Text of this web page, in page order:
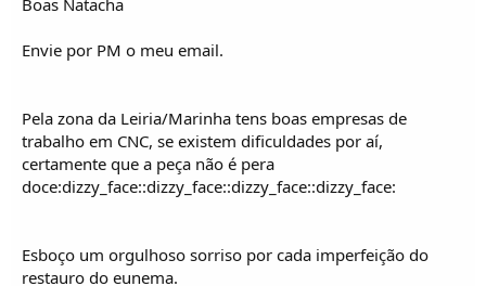
Boas Natacha
Envie por PM o meu email.
Pela zona da Leiria/Marinha tens boas empresas de
trabalho em CNC, se existem dificuldades por aí,
certamente que a peça não é pera
doce:dizzy_face::dizzy_face::dizzy_face::dizzy_face:
Esboço um orgulhoso sorriso por cada imperfeição do
restauro do eunema.